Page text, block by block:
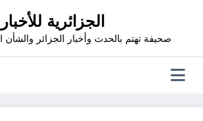
الجزائرية للأخبار
صحيفة تهتم بالحدث وأخبار الجزائر والشأن